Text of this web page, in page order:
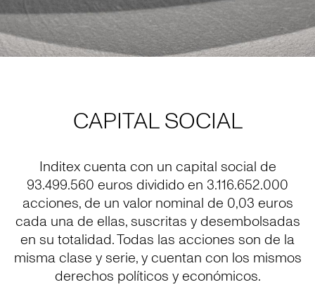
CAPITAL SOCIAL
Inditex cuenta con un capital social de
93.499.560 euros dividido en 3.116.652.000
acciones, de un valor nominal de 0,03 euros
cada una de ellas, suscritas y desembolsadas
en su totalidad. Todas las acciones son de la
misma clase y serie, y cuentan con los mismos
derechos políticos y económicos.